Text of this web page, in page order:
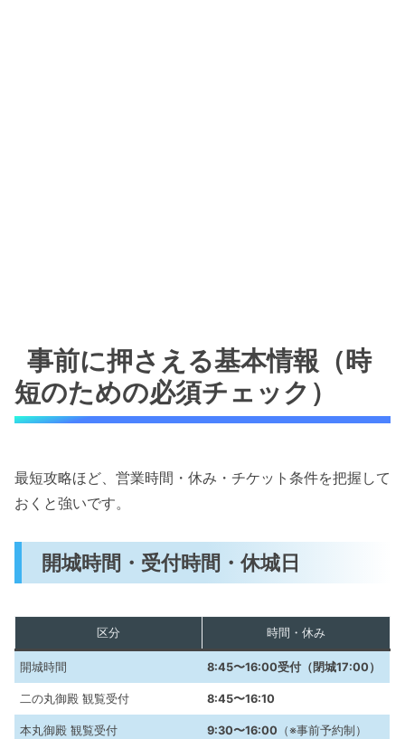
事前に押さえる基本情報（時
短のための必須チェック）
最短攻略ほど、営業時間・休み・チケット条件を把握して
おくと強いです。
開城時間・受付時間・休城日
区分 時間・休み
開城時間 8:45〜16:00受付（閉城17:00）
二の丸御殿 観覧受付 8:45〜16:10
本丸御殿 観覧受付 9:30〜16:00 （※事前予約制）